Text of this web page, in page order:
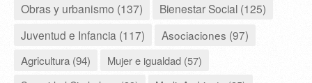
Obras y urbanismo (137)
Bienestar Social (125)
Juventud e Infancia (117)
Asociaciones (97)
Agricultura (94)
Mujer e igualdad (57)